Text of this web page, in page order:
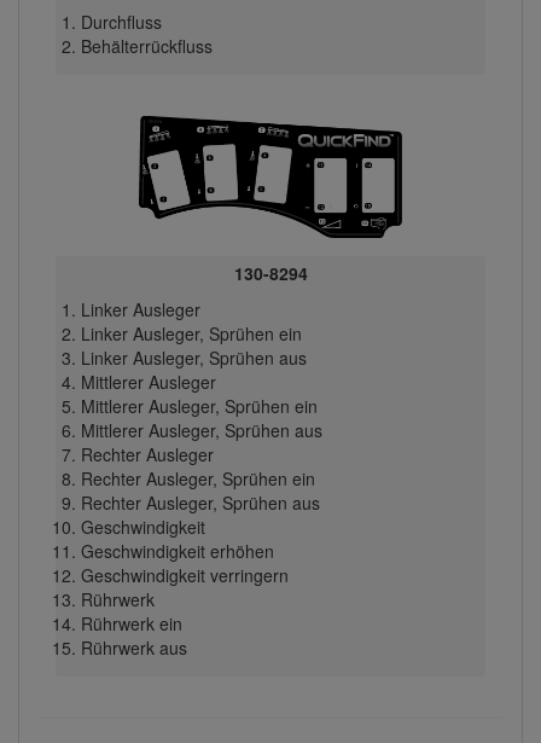
Durchfluss
Behälterrückfluss
130-8294
Linker Ausleger
Linker Ausleger, Sprühen ein
Linker Ausleger, Sprühen aus
Mittlerer Ausleger
Mittlerer Ausleger, Sprühen ein
Mittlerer Ausleger, Sprühen aus
Rechter Ausleger
Rechter Ausleger, Sprühen ein
Rechter Ausleger, Sprühen aus
Geschwindigkeit
Geschwindigkeit erhöhen
Geschwindigkeit verringern
Rührwerk
Rührwerk ein
Rührwerk aus